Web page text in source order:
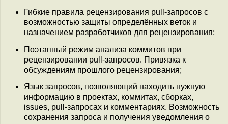
Гибкие правила рецензирования pull-запросов c
возможностью защиты определённых веток и
назначением разработчиков для рецензирования;
Поэтапный режим анализа коммитов при
рецензировании pull-запросов. Привязка к
обсуждениям прошлого рецензирования;
Язык запросов, позволяющий находить нужную
информацию в проектах, коммитах, сборках,
issues, pull-запросах и комментариях. Возможность
сохранения запроса и получения уведомления о